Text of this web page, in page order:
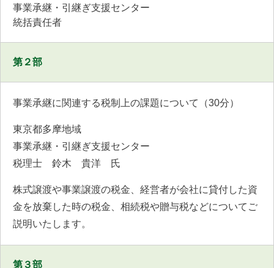
事業承継・引継ぎ支援センター
統括責任者
第２部
事業承継に関連する税制上の課題について（30分）
東京都多摩地域
事業承継・引継ぎ支援センター
税理士 鈴木 貴洋 氏
株式譲渡や事業譲渡の税金、経営者が会社に貸付した資
金を放棄した時の税金、相続税や贈与税などについてご
説明いたします。
第３部